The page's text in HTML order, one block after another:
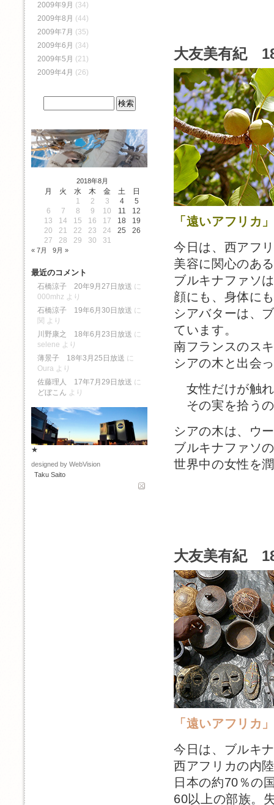
大友美有紀
「遠いアフリカ
今日は、西アフ
美容に関心のあ
ブルキナファソ
顔にも、身体に
シアバターは、
ています。
南フランスのス
シアの木と出会
女性だけが触
その実を拾う
シアの木は、ウ
ブルキナファソ
世界中の女性を
大友美有紀
「遠いアフリカ
今日は、ブルキ
西アフリカの内
日本の約70％の
60以上の部族。
2009年9月 (34)
2009年8月 (44)
2009年7月 (35)
2009年6月 (34)
2009年5月 (21)
2009年4月 (26)
2018年8月
月 火 水 木 金 土
日
1
2 3 4
5
6
7 8 9 10 11
12
13
14 15 16 17 18
19
20
21 22 23 24 25
26
27
28 29 30 31
« 7月 9月 »
最近のコメント
石橋涼子 20年9月27日放送 に
000mhz より
石橋涼子 19年6月30日放送 に
関 より
川野康之 18年6月23日放送 に
selene より
薄景子 18年3月25日放送 に
Oura より
佐藤理人 17年7月29日放送 に
どぼこん より
★
designed by WebVision
Taku Saito